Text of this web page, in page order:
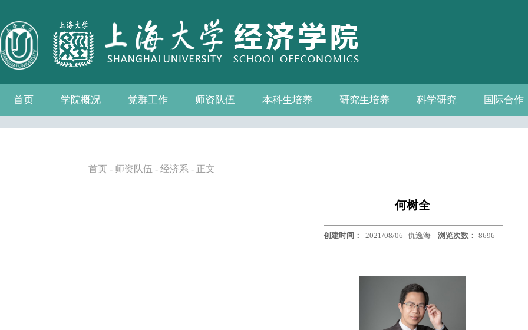
首页 学院概况
学院介绍 学院简介
发展历程
历任院长
现任领导
组织机构
学院愿景
党群工作
党务公开
党的建设
群众团体 工会
青联会
妇委会
退管会
学院制度
师资队伍
教师名录 系—中心名录
教授
人事专栏
招聘信息
博士后流动站
本科生培养
教务通知
教学管理
相关下载
教学成果
研究生培养
教务通知
培养方案
相关下载
科学研究
科研通知
科研新闻
学术活动
国际合作
国际交流
合作机构
联系我们
首页 - 师资队伍 - 经济系 - 正文
何树全
创建时间： 2021/08/06 仇逸海 浏览次数： 8696